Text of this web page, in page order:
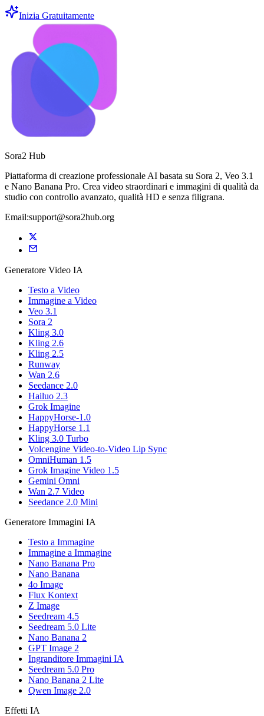
Inizia Gratuitamente
Sora2 Hub
Piattaforma di creazione professionale AI basata su Sora 2, Veo 3.1
e Nano Banana Pro. Crea video straordinari e immagini di qualità da
studio con controllo avanzato, qualità HD e senza filigrana.
Email:support@sora2hub.org
Generatore Video IA
Testo a Video
Immagine a Video
Veo 3.1
Sora 2
Kling 3.0
Kling 2.6
Kling 2.5
Runway
Wan 2.6
Seedance 2.0
Hailuo 2.3
Grok Imagine
HappyHorse-1.0
HappyHorse 1.1
Kling 3.0 Turbo
Volcengine Video-to-Video Lip Sync
OmniHuman 1.5
Grok Imagine Video 1.5
Gemini Omni
Wan 2.7 Video
Seedance 2.0 Mini
Generatore Immagini IA
Testo a Immagine
Immagine a Immagine
Nano Banana Pro
Nano Banana
4o Image
Flux Kontext
Z Image
Seedream 4.5
Seedream 5.0 Lite
Nano Banana 2
GPT Image 2
Ingranditore Immagini IA
Seedream 5.0 Pro
Nano Banana 2 Lite
Qwen Image 2.0
Effetti IA